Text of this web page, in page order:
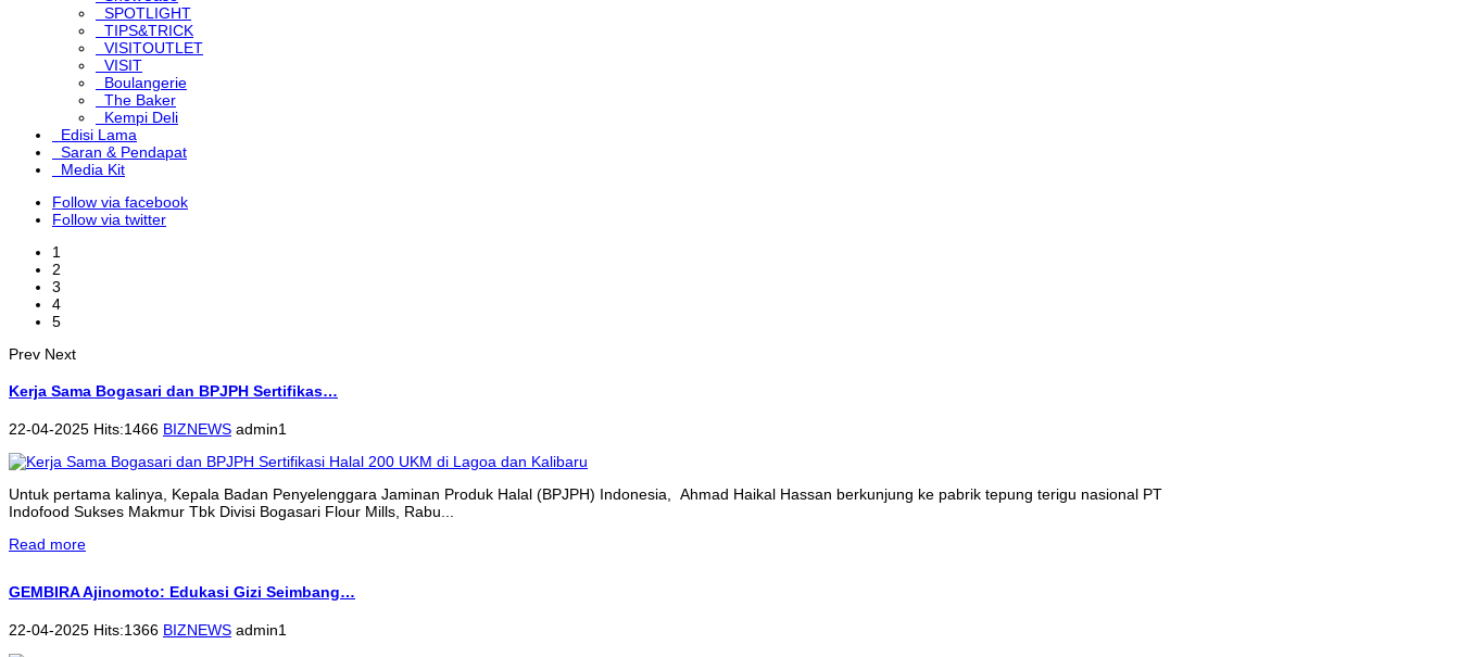
SPOTLIGHT
TIPS&TRICK
VISITOUTLET
VISIT
Boulangerie
The Baker
Kempi Deli
Edisi Lama
Saran & Pendapat
Media Kit
Follow via facebook
Follow via twitter
1
2
3
4
5
Prev Next
Kerja Sama Bogasari dan BPJPH Sertifikas…
22-04-2025 Hits:1466 BIZNEWS admin1
Untuk pertama kalinya, Kepala Badan Penyelenggara Jaminan Produk Halal (BPJPH) Indonesia, Ahmad Haikal Hassan berkunjung ke pabrik tepung terigu nasional PT
Indofood Sukses Makmur Tbk Divisi Bogasari Flour Mills, Rabu...
Read more
GEMBIRA Ajinomoto: Edukasi Gizi Seimbang…
22-04-2025 Hits:1366 BIZNEWS admin1